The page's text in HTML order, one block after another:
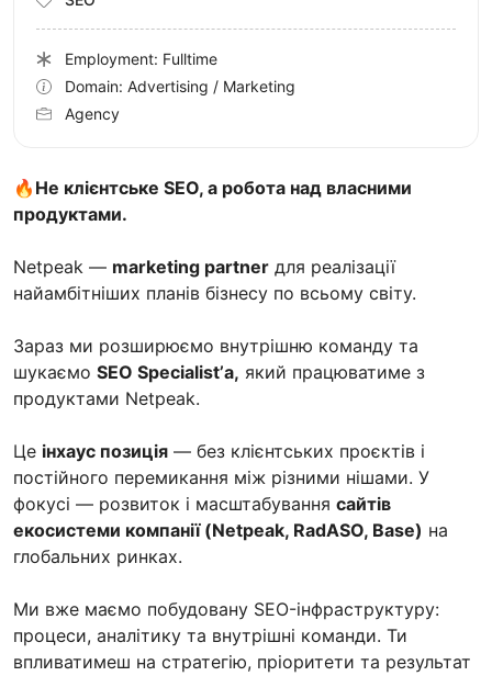
🔥Не клієнтське SEO, а робота над власними
продуктами.
Netpeak — marketing partner для реалізації
найамбітніших планів бізнесу по всьому світу.
Зараз ми розширюємо внутрішню команду та
шукаємо SEO Specialist’а, який працюватиме з
продуктами Netpeak.
Це інхаус позиція — без клієнтських проєктів і
постійного перемикання між різними нішами. У
фокусі — розвиток і масштабування сайтів
екосистеми компанії (Netpeak, RadASO, Base) на
глобальних ринках.
Ми вже маємо побудовану SEO-інфраструктуру:
процеси, аналітику та внутрішні команди. Ти
впливатимеш на стратегію, пріоритети та результат
Employment: Fulltime
Domain: Advertising / Marketing
Agency